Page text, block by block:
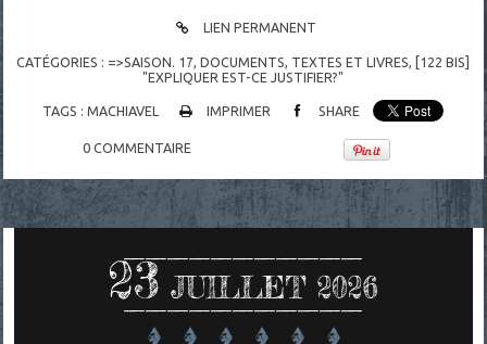
LIEN PERMANENT
CATÉGORIES : =>SAISON. 17,DOCUMENTS, TEXTES ET LIVRES,
[122 BIS]
"EXPLIQUER EST-CE JUSTIFIER?"
TAGS :MACHIAVEL IMPRIMER SHARE
0 COMMENTAIRE
23 JUILLET 2026